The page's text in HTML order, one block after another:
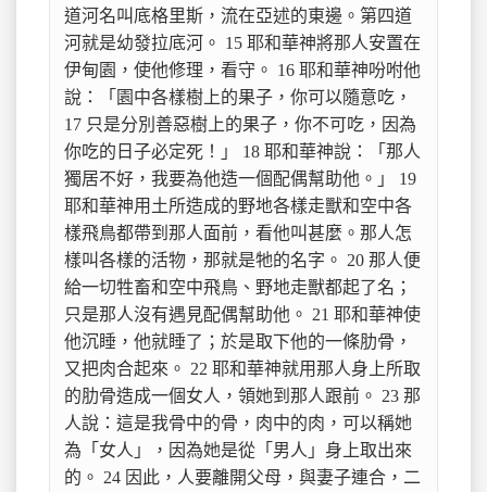
道河名叫底格里斯，流在亞述的東邊。第四道
河就是幼發拉底河。 15 耶和華神將那人安置在
伊甸園，使他修理，看守。 16 耶和華神吩咐他
說：「園中各樣樹上的果子，你可以隨意吃，
17 只是分別善惡樹上的果子，你不可吃，因為
你吃的日子必定死！」 18 耶和華神說：「那人
獨居不好，我要為他造一個配偶幫助他。」 19
耶和華神用土所造成的野地各樣走獸和空中各
樣飛鳥都帶到那人面前，看他叫甚麼。那人怎
樣叫各樣的活物，那就是牠的名字。 20 那人便
給一切牲畜和空中飛鳥、野地走獸都起了名；
只是那人沒有遇見配偶幫助他。 21 耶和華神使
他沉睡，他就睡了；於是取下他的一條肋骨，
又把肉合起來。 22 耶和華神就用那人身上所取
的肋骨造成一個女人，領她到那人跟前。 23 那
人說：這是我骨中的骨，肉中的肉，可以稱她
為「女人」，因為她是從「男人」身上取出來
的。 24 因此，人要離開父母，與妻子連合，二